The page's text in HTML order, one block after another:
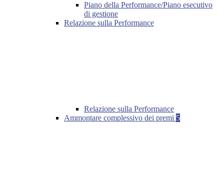
Piano della Performance/Piano esecutivo
di gestione
Relazione sulla Performance
Relazione sulla Performance
Ammontare complessivo dei premi 5